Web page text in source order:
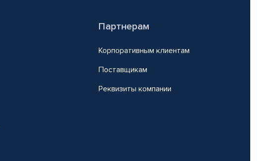
Партнерам
Корпоративным клиентам
Поставщикам
Реквизиты компании